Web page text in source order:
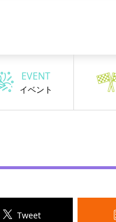
EVENT
イベント
Tweet